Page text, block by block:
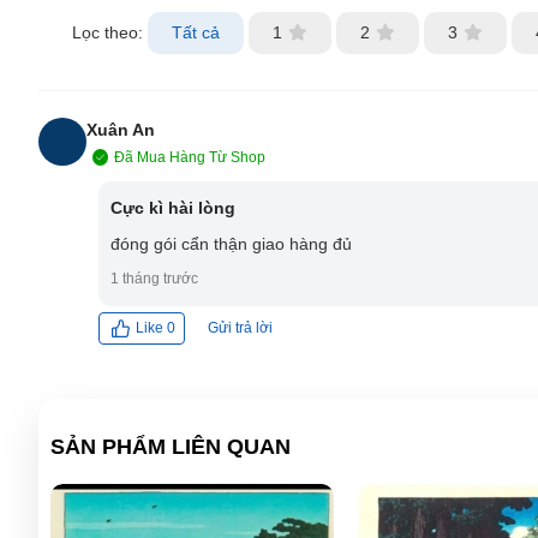
Lọc theo: Tất cả 1 2 3
Xuân An
Đã Mua Hàng Từ Shop
Cực kì hài lòng
đóng gói cẩn thận giao hàng đủ
1 tháng trước
Like 0 Gửi trả lời
SẢN PHẨM LIÊN QUAN